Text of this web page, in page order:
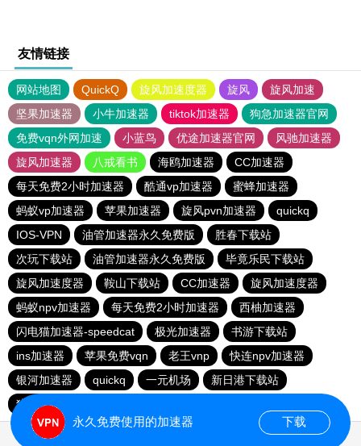
友情链接
网站地图 QuickQ 旋风加速度器 旋风
旋风加速
坚果加速器
小牛加速器 tiktok加速器
狗急加速器官网
免费vqn外网加速
小蓝鸟 优途加速器官网
风驰加速器
旋风加速器
八戒看书 海鸥加速器
CC加速器
每天免费2小时加速器
酷通vp加速器
蜜蜂加速器
蚂蚁vp加速器
苹果加速器 旋风pvn加速器
quickq
IOS-VPN
油管加速器永久免费版
胜春下载站
次玩下载站
油管加速器永久免费版
毕竟乐民下载站
旋风加速度器
鞍山下载站 CC加速器
旋风加速度器
蚂蚁npv加速器
每天免费2小时加速器
西柚加速器
闪电猫加速器-speedcat
极光加速器
书游下载站
ins加速器
苹果免费vqn 老王vnp
快连npv加速器
银河加速器
quickq 一元机场
新日港下载站
猎豹加速器
永久免费使用的加速器 下载